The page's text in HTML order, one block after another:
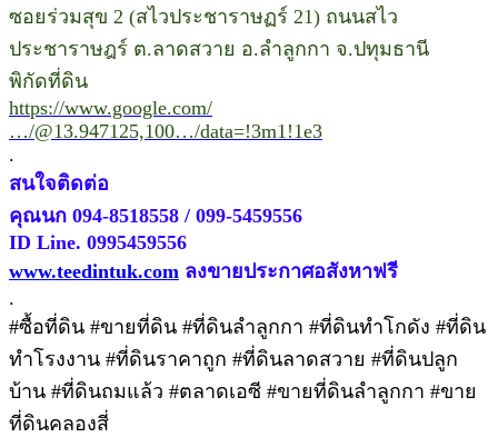
ซอยร่วมสุข 2 (สไวประชาราษฏร์ 21) ถนนสไว
ประชาราษฎร์ ต.ลาดสวาย อ.ลำลูกกา จ.ปทุมธานี
พิกัดที่ดิน
https://www.google.com/
…/@13.947125,100…/data=!3m1!1e3
.
สนใจติดต่อ
คุณนก 094-8518558 / 099-5459556
ID Line. 0995459556
www.teedintuk.com ลงขายประกาศอสังหาฟรี
.
#ซื้อที่ดิน #ขายที่ดิน #ที่ดินลำลูกกา #ที่ดินทำโกดัง #ที่ดิน
ทำโรงงาน #ที่ดินราคาถูก #ที่ดินลาดสวาย #ที่ดินปลูก
บ้าน #ที่ดินถมแล้ว #ตลาดเอซี #ขายที่ดินลำลูกกา #ขาย
ที่ดินคลองสี่